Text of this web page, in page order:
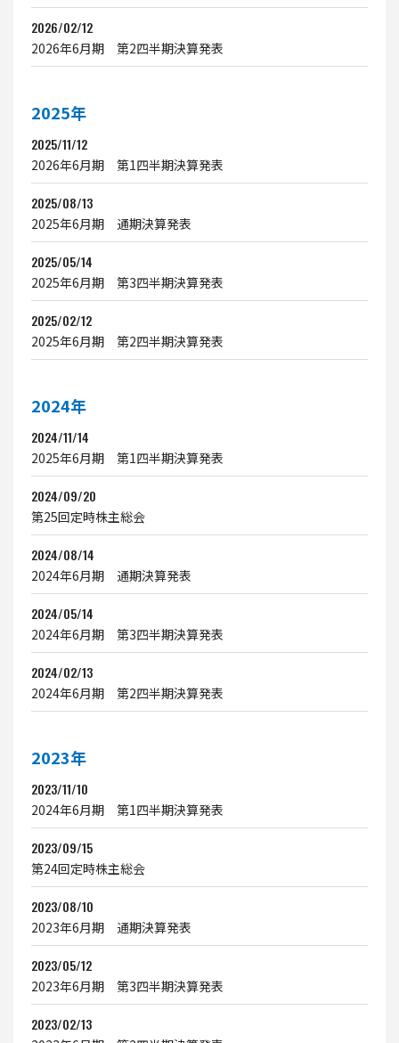
2026/02/12
2026年6月期 第2四半期決算発表
2025年
2025/11/12
2026年6月期 第1四半期決算発表
2025/08/13
2025年6月期 通期決算発表
2025/05/14
2025年6月期 第3四半期決算発表
2025/02/12
2025年6月期 第2四半期決算発表
2024年
2024/11/14
2025年6月期 第1四半期決算発表
2024/09/20
第25回定時株主総会
2024/08/14
2024年6月期 通期決算発表
2024/05/14
2024年6月期 第3四半期決算発表
2024/02/13
2024年6月期 第2四半期決算発表
2023年
2023/11/10
2024年6月期 第1四半期決算発表
2023/09/15
第24回定時株主総会
2023/08/10
2023年6月期 通期決算発表
2023/05/12
2023年6月期 第3四半期決算発表
2023/02/13